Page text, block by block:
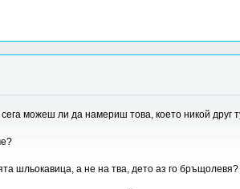
можеш ли да намериш това, което никой
шльокавица, а не на тва, дето аз го бръщолевя?